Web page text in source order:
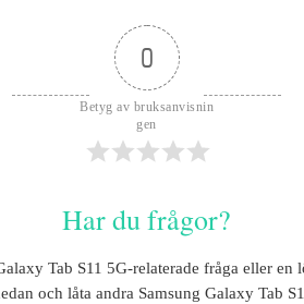
0
Betyg av bruksanvisnin
gen
Har du frågor?
Tab S11 5G-relaterade fråga eller en
och låta andra Samsung Galaxy Tab